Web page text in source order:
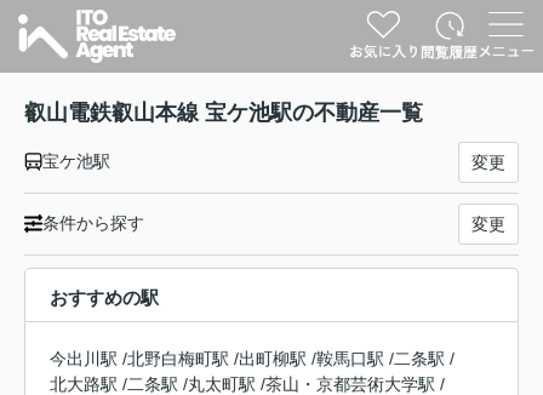
叡山電鉄叡山本線 宝ケ池駅の不動産一覧
宝ケ池駅 変更
条件から探す 変更
おすすめの駅
今出川駅 /北野白梅町駅 /出町柳駅 /鞍馬口駅 /二条駅 /
北大路駅 /二条駅 /丸太町駅 /茶山・京都芸術大学駅 /